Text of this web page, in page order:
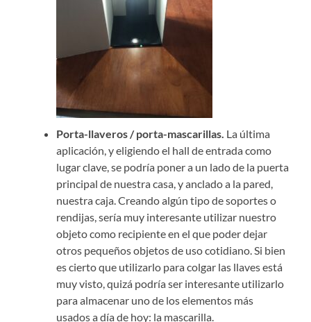
Porta-llaveros / porta-mascarillas. La última
aplicación, y eligiendo el hall de entrada como
lugar clave, se podría poner a un lado de la puerta
principal de nuestra casa, y anclado a la pared,
nuestra caja. Creando algún tipo de soportes o
rendijas, sería muy interesante utilizar nuestro
objeto como recipiente en el que poder dejar
otros pequeños objetos de uso cotidiano. Si bien
es cierto que utilizarlo para colgar las llaves está
muy visto, quizá podría ser interesante utilizarlo
para almacenar uno de los elementos más
usados a día de hoy: la mascarilla.